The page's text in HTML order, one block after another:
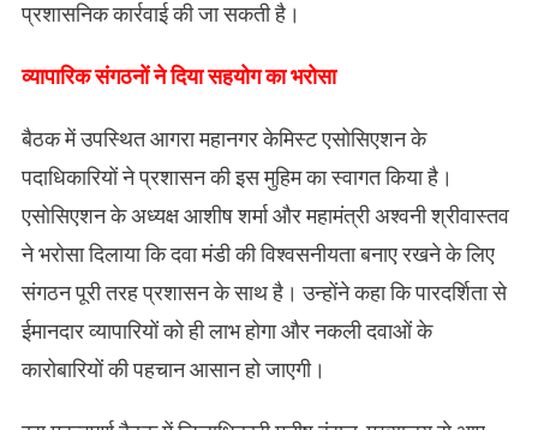
प्रशासनिक कार्रवाई की जा सकती है।
​व्यापारिक संगठनों ने दिया सहयोग का भरोसा
बैठक में उपस्थित आगरा महानगर केमिस्ट एसोसिएशन के
पदाधिकारियों ने प्रशासन की इस मुहिम का स्वागत किया है।
एसोसिएशन के अध्यक्ष आशीष शर्मा और महामंत्री अश्वनी श्रीवास्तव
ने भरोसा दिलाया कि दवा मंडी की विश्वसनीयता बनाए रखने के लिए
संगठन पूरी तरह प्रशासन के साथ है। उन्होंने कहा कि पारदर्शिता से
ईमानदार व्यापारियों को ही लाभ होगा और नकली दवाओं के
कारोबारियों की पहचान आसान हो जाएगी।